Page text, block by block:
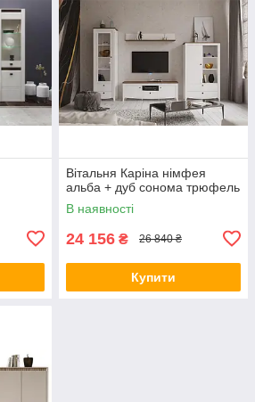
Вітальня Каріна німфея
альба + дуб сонома трюфель
В наявності
24 156 ₴ 26 840 ₴
Купити